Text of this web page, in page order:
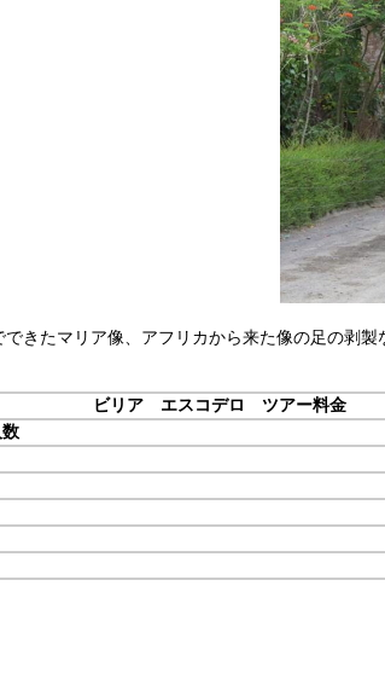
きたマリア像、アフリカから来た像の足の剥
ビリア エスコデロ ツアー料金
数